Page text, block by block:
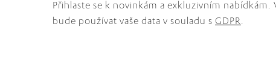
Přihlaste se k novinkám a exkluzivním nabídkám.
bude používat vaše data v souladu s GDPR.